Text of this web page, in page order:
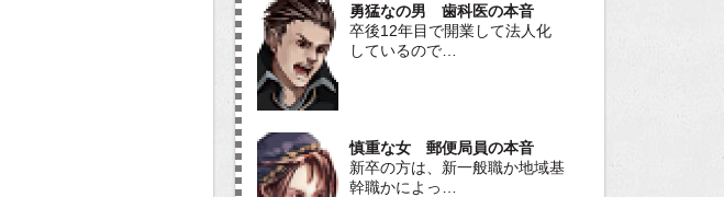
勇猛なの男 歯科医の本音
卒後12年目で開業して法人化
しているので…
慎重な女 郵便局員の本音
新卒の方は、新一般職か地域基
幹職かによっ…